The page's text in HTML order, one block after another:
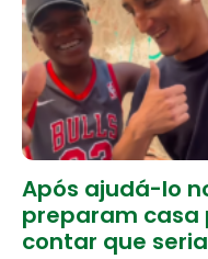
Após ajudá-lo
preparam casa
contar que